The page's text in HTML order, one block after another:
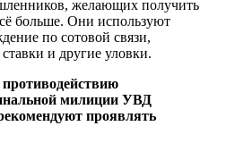
желающих получить
больше. Они используют
по сотовой связи,
и другие уловки.
милиции УВД
проявлять